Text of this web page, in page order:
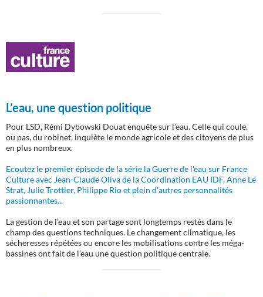
L’eau, une question politique
Pour LSD, Rémi Dybowski Douat enquête sur l’eau. Celle qui coule,
ou pas, du robinet, inquiète le monde agricole et des citoyens de plus
en plus nombreux.
Ecoutez le premier épisode de la série la Guerre de l'eau sur France
Culture avec Jean-Claude Oliva de la Coordination EAU IDF, Anne Le
Strat, Julie Trottier, Philippe Rio et plein d'autres personnalités
passionnantes...
La gestion de l’eau et son partage sont longtemps restés dans le
champ des questions techniques. Le changement climatique, les
sécheresses répétées ou encore les mobilisations contre les méga-
bassines ont fait de l’eau une question politique centrale.